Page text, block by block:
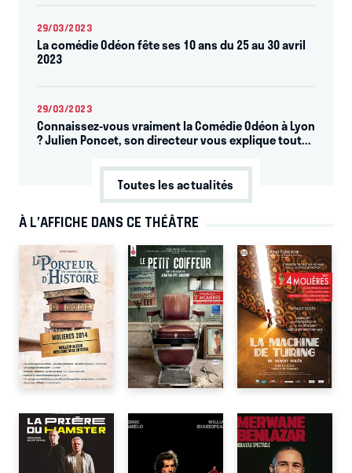
29/03/2023
La comédie Odéon fête ses 10 ans du 25 au 30 avril
2023
29/03/2023
Connaissez-vous vraiment la Comédie Odéon à Lyon
? Julien Poncet, son directeur vous explique tout...
Toutes les actualités
À L’AFFICHE DANS CE THÉÂTRE